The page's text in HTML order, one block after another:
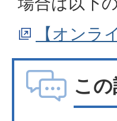
【オンラ
こ